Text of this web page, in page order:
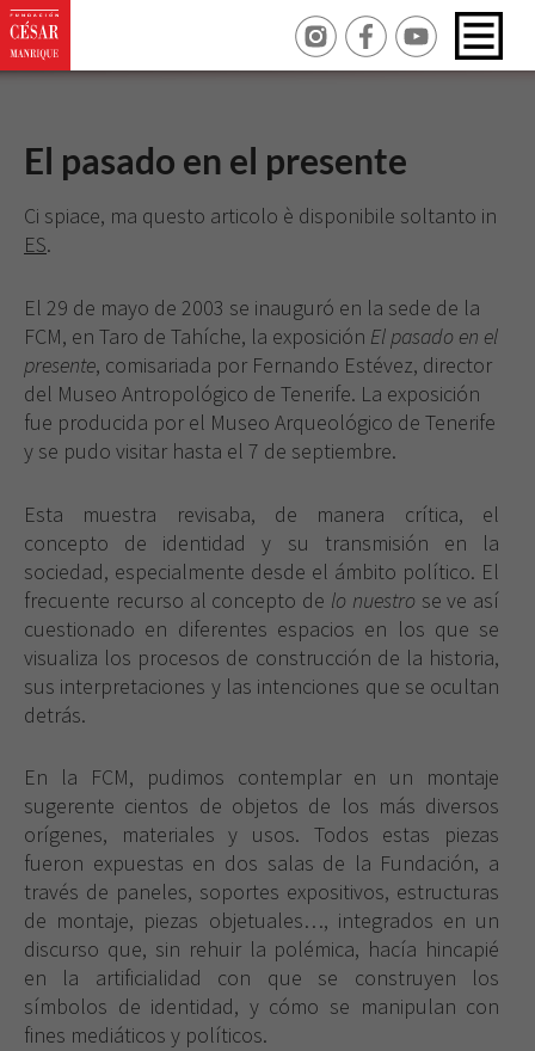
El pasado en el presente
Ci spiace, ma questo articolo è disponibile soltanto in
ES.
El 29 de mayo de 2003 se inauguró en la sede de la
FCM, en Taro de Tahíche, la exposición El pasado en el
presente, comisariada por Fernando Estévez, director
del Museo Antropológico de Tenerife. La exposición
fue producida por el Museo Arqueológico de Tenerife
y se pudo visitar hasta el 7 de septiembre.
Esta muestra revisaba, de manera crítica, el
concepto de identidad y su transmisión en la
sociedad, especialmente desde el ámbito político. El
frecuente recurso al concepto de lo nuestro se ve así
cuestionado en diferentes espacios en los que se
visualiza los procesos de construcción de la historia,
sus interpretaciones y las intenciones que se ocultan
detrás.
En la FCM, pudimos contemplar en un montaje
sugerente cientos de objetos de los más diversos
orígenes, materiales y usos. Todos estas piezas
fueron expuestas en dos salas de la Fundación, a
través de paneles, soportes expositivos, estructuras
de montaje, piezas objetuales…, integrados en un
discurso que, sin rehuir la polémica, hacía hincapié
en la artificialidad con que se construyen los
símbolos de identidad, y cómo se manipulan con
fines mediáticos y políticos.